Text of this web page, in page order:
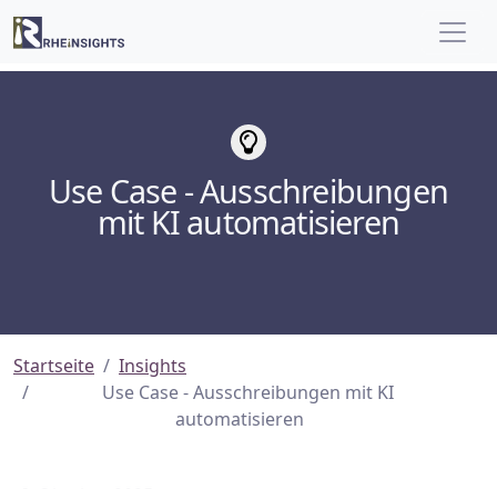
Use Case - Ausschreibungen
mit KI automatisieren
Startseite
Insights
Use Case - Ausschreibungen mit KI
automatisieren